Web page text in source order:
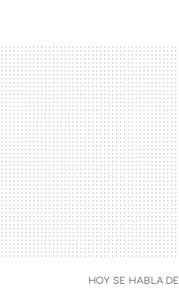
HOY SE HABLA DE